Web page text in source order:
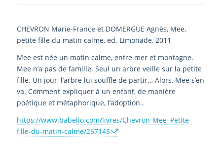
CHEVRON Marie-France et DOMERGUE Agnès, Mee,
petite fille du matin calme, ed. Limonade, 2011
Mee est née un matin calme, entre mer et montagne.
Mee n’a pas de famille. Seul un arbre veille sur la petite
fille. Un jour, l’arbre lui souffle de partir… Alors, Mee s’en
va. Comment expliquer à un enfant, de manière
poétique et métaphorique, l’adoption..
https://www.babelio.com/livres/Chevron-Mee–Petite-
fille-du-matin-calme/267145